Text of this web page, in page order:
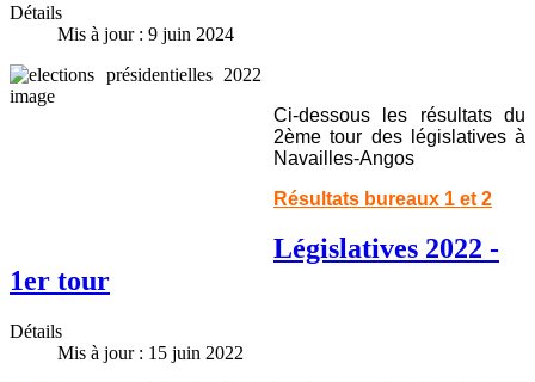
Détails
Mis à jour : 9 juin 2024
Ci-dessous les résultats du
2ème tour des législatives à
Navailles-Angos
Résultats bureaux 1 et 2
Législatives 2022 -
1er tour
Détails
Mis à jour : 15 juin 2022